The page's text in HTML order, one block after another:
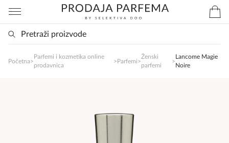
Početna>
Parfemi i kozmetika online
prodavnica
>Parfemi>
Ženski
parfemi
>
Lancome Magie
Noire
SlađanAi Asistent
poručite svoj omiljeni parfem danas ali i za